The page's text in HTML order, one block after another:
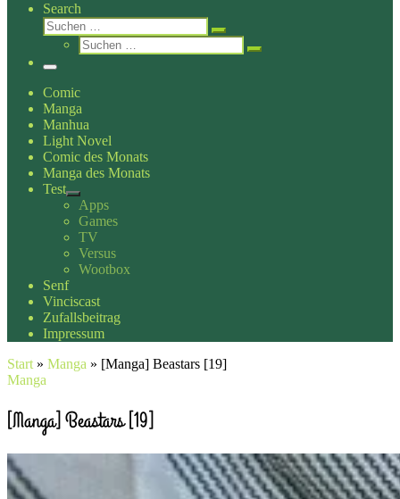
Search
Suche
Suchen …
Suche
Suchen …
Menü
Comic
Manga
Manhua
Light Novel
Comic des Monats
Manga des Monats
Test
Apps
Games
TV
Versus
Wootbox
Senf
Vinciscast
Zufallsbeitrag
Impressum
Start » Manga » [Manga] Beastars [19]
Manga
[Manga] Beastars [19]